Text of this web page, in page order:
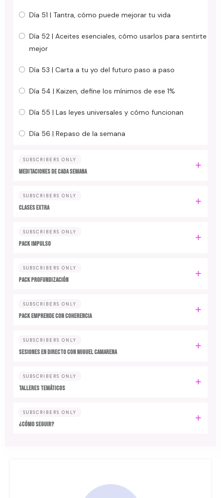
Día 51 | Tantra, cómo puede mejorar tu vida
Día 52 | Aceites esenciales, cómo usarlos para sentirte
mejor
Día 53 | Carta a tu yo del futuro paso a paso
Día 54 | Kaizen, define los mínimos de ese 1%
Día 55 | Las leyes universales y cómo funcionan
Día 56 | Repaso de la semana
SUBSCRIBERS ONLY
MEDITACIONES DE CADA SEMANA
SUBSCRIBERS ONLY
CLASES EXTRA
SUBSCRIBERS ONLY
PACK IMPULSO
SUBSCRIBERS ONLY
PACK PROFUNDIZACIÓN
SUBSCRIBERS ONLY
PACK EMPRENDE CON COHERENCIA
SUBSCRIBERS ONLY
SESIONES EN DIRECTO CON MIGUEL CAMARENA
SUBSCRIBERS ONLY
TALLERES TEMÁTICOS
SUBSCRIBERS ONLY
¿CÓMO SEGUIR?